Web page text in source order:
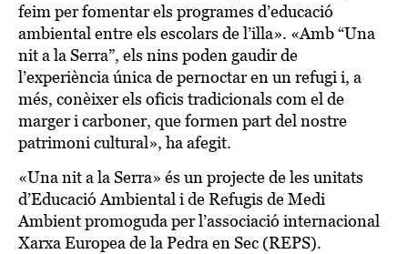
feim per fomentar els programes d’educació
ambiental entre els escolars de l’illa». «Amb “Una
nit a la Serra”, els nins poden gaudir de
l’experiència única de pernoctar en un refugi i, a
més, conèixer els oficis tradicionals com el de
marger i carboner, que formen part del nostre
patrimoni cultural», ha afegit.
«Una nit a la Serra» és un projecte de les unitats
d’Educació Ambiental i de Refugis de Medi
Ambient promoguda per l’associació internacional
Xarxa Europea de la Pedra en Sec (REPS).